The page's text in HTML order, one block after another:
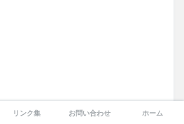
リンク集 お問い合わせ ホーム